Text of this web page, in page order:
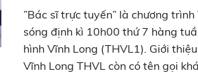
”Bác sĩ trực tuyến” là chương
sóng định kì 10h00 thứ 7 hàng
hình Vĩnh Long (THVL1). Giới
Vĩnh Long THVL còn có tên gọi